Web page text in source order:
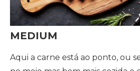
MEDIUM
Aqui a carne está ao ponto, ou